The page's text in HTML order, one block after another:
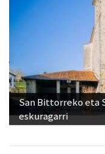
San Bittorreko eta
eskuragarri